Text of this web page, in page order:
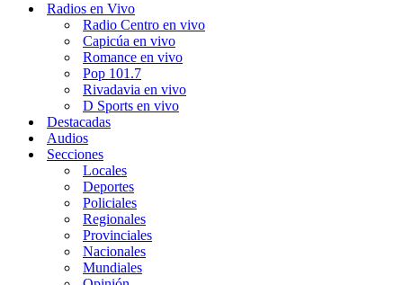
Radios en Vivo
Radio Centro en vivo
Capicúa en vivo
Romance en vivo
Pop 101.7
Rivadavia en vivo
D Sports en vivo
Destacadas
Audios
Secciones
Locales
Deportes
Policiales
Regionales
Provinciales
Nacionales
Mundiales